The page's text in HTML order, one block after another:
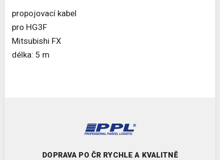
propojovací kabel
pro HG3F
Mitsubishi FX
délka: 5 m
DOPRAVA PO ČR RYCHLE A KVALITNĚ